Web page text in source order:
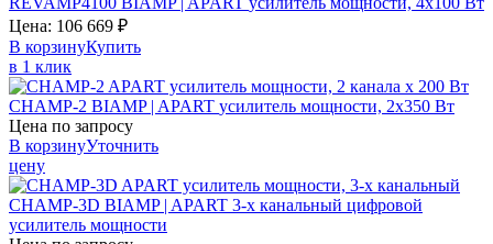
Цена: 106 669 ₽
В корзинуКупить
в 1 клик
CHAMP-2 BIAMP | APART усилитель мощности, 2х350 Вт
Цена по запросу
В корзинуУточнить
цену
CHAMP-3D BIAMP | APART 3-х канальный цифровой
усилитель мощности